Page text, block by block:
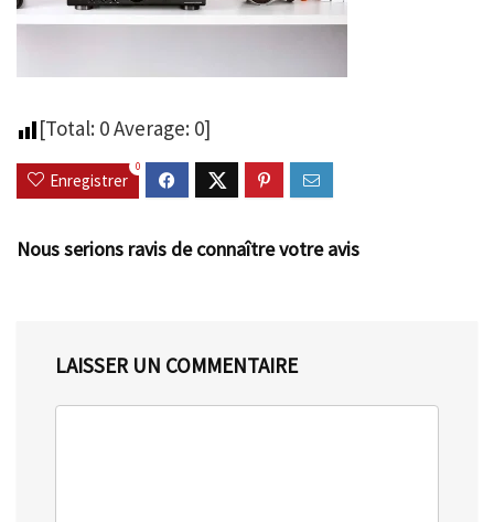
[Total: 0Average: 0]
Enregistrer
0
Nous serions ravis de connaître votre avis
LAISSER UN COMMENTAIRE